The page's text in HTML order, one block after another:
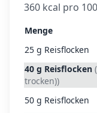
360 kcal pro
Menge
25 g Reisflocken
40 g Reisflocken (
trocken))
50 g Reisflocken